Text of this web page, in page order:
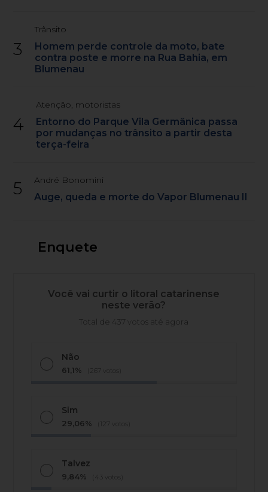
3
Trânsito
Homem perde controle da moto, bate
contra poste e morre na Rua Bahia, em
Blumenau
4
Atenção, motoristas
Entorno do Parque Vila Germânica passa
por mudanças no trânsito a partir desta
terça-feira
5 André Bonomini
Auge, queda e morte do Vapor Blumenau II
Enquete
Você vai curtir o litoral catarinense
neste verão?
Total de 437 votos até agora
Não
61,1% (267 votos)
Sim
29,06% (127 votos)
Talvez
9,84% (43 votos)